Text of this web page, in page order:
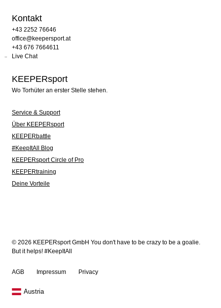
Kontakt
+43 2252 76646
office@keepersport.at
+43 676 7664611
Live Chat
KEEPERsport
Wo Torhüter an erster Stelle stehen.
Service & Support
Über KEEPERsport
KEEPERbattle
#KeepItAll Blog
KEEPERsport Circle of Pro
KEEPERtraining
Deine Vorteile
© 2026 KEEPERsport GmbH You don't have to be crazy to be a goalie.
But it helps! #KeepItAll
AGB Impressum Privacy
Austria